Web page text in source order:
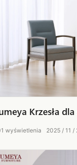
Krzesła
2025 11
wyświetlenia